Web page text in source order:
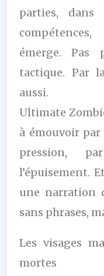
parties, dans
émerge.
tactique. Par
aussi.
Ultimate
à émouvoir
pression,
l’épuisement.
une narration
sans phrases,
Les visages
mortes